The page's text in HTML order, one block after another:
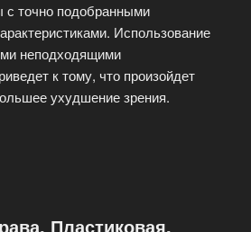
с точно подобранными
Использование
неподходящими
к тому, что произойдет
ухудшение зрения.
Пластиковая.